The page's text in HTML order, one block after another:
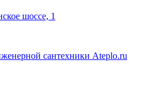
шоссе, 1